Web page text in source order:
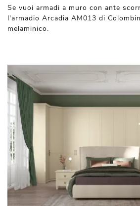
Se vuoi armadi a muro con ante
l'armadio Arcadia AM013 di
melaminico.